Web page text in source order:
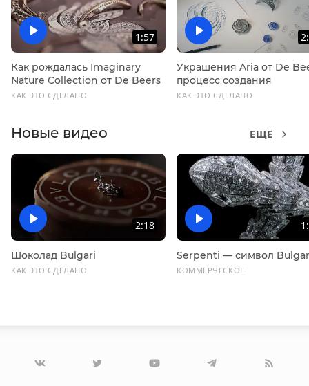
1:57
Как рождалась Imaginary
Nature Collection от De Beers
КАК ЭТО СДЕЛАНО
Украшения Aria от De
процесс создания
КАК ЭТО СДЕЛАНО
Новые видео ЕЩЕ
2:18
Шоколад Bulgari
КАК ЭТО СДЕЛАНО
Serpenti — символ
КОММЕРЧЕСКОЕ